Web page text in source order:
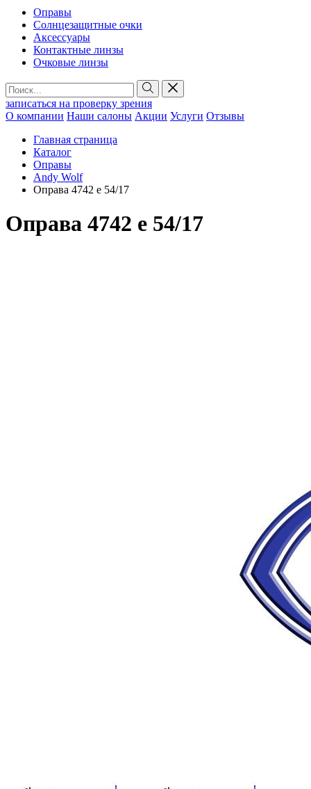
Оправы
Солнцезащитные очки
Аксессуары
Контактные линзы
Очковые линзы
записаться на проверку зрения
О компании Наши салоны Акции Услуги Отзывы
Главная страница
Каталог
Оправы
Andy Wolf
Оправа 4742 e 54/17
Оправа 4742 e 54/17